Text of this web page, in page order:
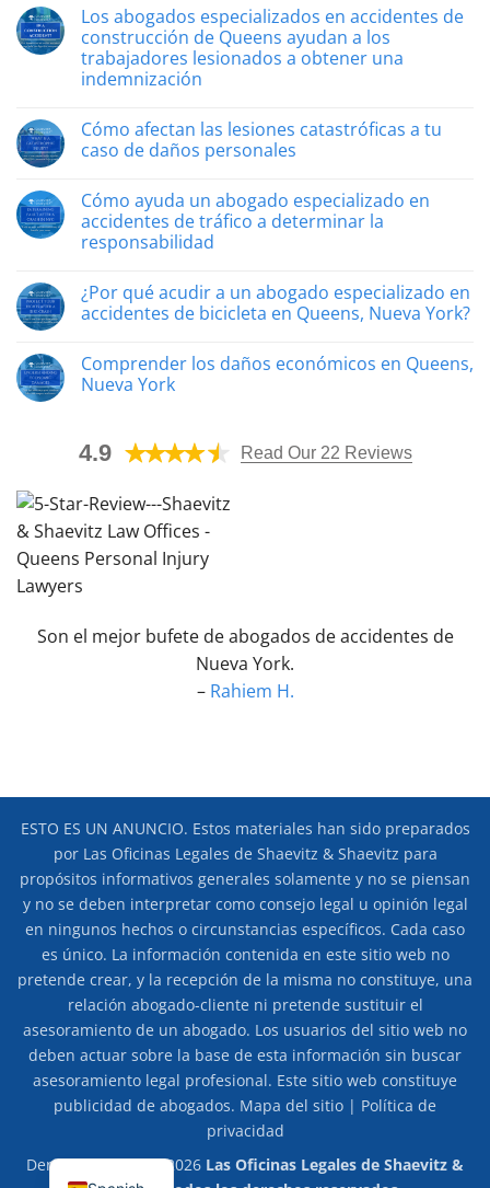
Los abogados especializados en accidentes de
construcción de Queens ayudan a los
trabajadores lesionados a obtener una
indemnización
Los
abogados
especializados
de
construcción
de
Queens
ayudan
los
trabajadores
lesionados
una
indemnización
Cómo afectan las lesiones catastróficas a tu
caso de daños personales
Cómo
afectan
las
lesiones
catastróficas
tu
caso
de
Cómo ayuda un abogado especializado en
accidentes de tráfico a determinar la
responsabilidad
«Cómo
ayuda
un
en
accidentes
de
la
responsabilidad»
¿Por qué acudir a un abogado especializado en
accidentes de bicicleta en Queens, Nueva York?
¿Por
qué
acudir
especializado
en
bicicleta
en
Queens,
Nueva
York?
Comprender los daños económicos en Queens,
Nueva York
la
comprensión
daños
económicos
en
Queens,
Nueva
4.9 Read Our 22 Reviews
Son el mejor bufete de abogados de accidentes de
Nueva York.
– Rahiem H.
ESTO ES UN ANUNCIO. Estos materiales han sido preparados
por Las Oficinas Legales de Shaevitz & Shaevitz para
propósitos informativos generales solamente y no se piensan
y no se deben interpretar como consejo legal u opinión legal
en ningunos hechos o circunstancias específicos. Cada caso
es único. La información contenida en este sitio web no
pretende crear, y la recepción de la misma no constituye, una
relación abogado-cliente ni pretende sustituir el
asesoramiento de un abogado. Los usuarios del sitio web no
deben actuar sobre la base de esta información sin buscar
asesoramiento legal profesional. Este sitio web constituye
publicidad de abogados. Mapa del sitio | Política de
privacidad
Derechos de autor 2026 Las Oficinas Legales de Shaevitz &